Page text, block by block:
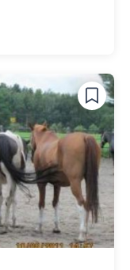
wechseln
wechseln